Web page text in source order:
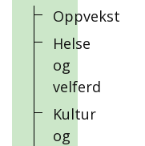
Oppvekst
Helse
og
velferd
Kultur
og